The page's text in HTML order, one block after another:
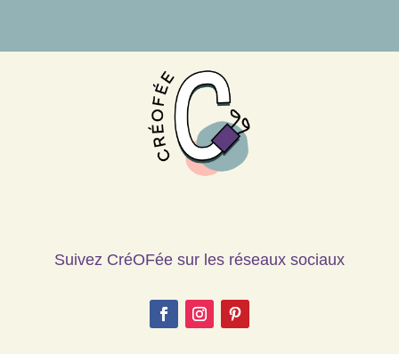
Suivez CréOFée sur les réseaux sociaux